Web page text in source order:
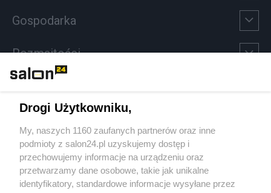
Gospodarka
Rozmaitości
Sport
Społeczeństwo
Kultura
Drogi Użytkowniku,
My, naszych 1160 zaufanych partnerów oraz inne
podmioty z salon24.pl uzyskujemy dostęp i
przechowujemy informacje na urządzeniu oraz
przetwarzamy dane osobowe, takie jak unikalne
identyfikatory, standardowe informacje wysyłane przez